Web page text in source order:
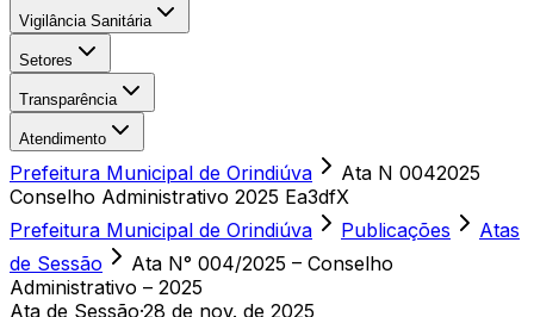
Vigilância Sanitária
Setores
Transparência
Atendimento
Prefeitura Municipal de Orindiúva
Ata N 0042025
Conselho Administrativo 2025 Ea3dfX
Prefeitura Municipal de Orindiúva
Publicações
Atas
de Sessão
Ata N° 004/2025 – Conselho
Administrativo – 2025
Ata de Sessão·28 de nov. de 2025